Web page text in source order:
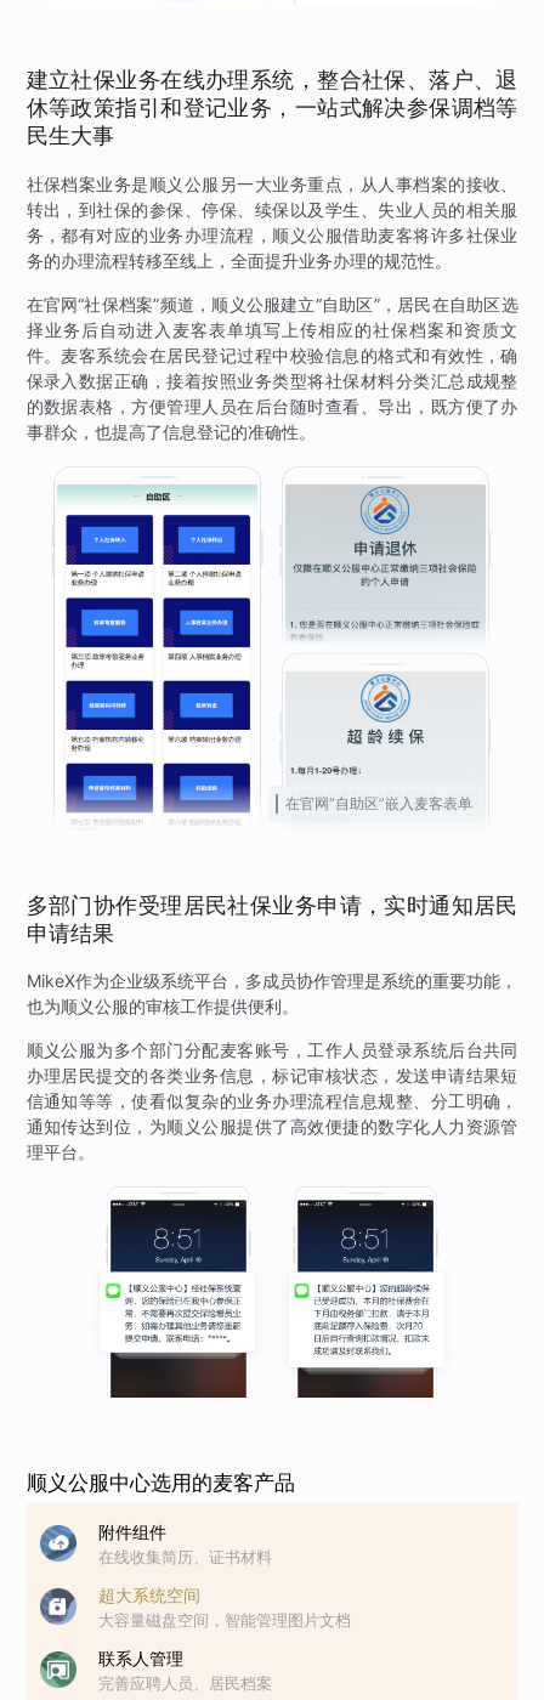
建立社保业务在线办理系统，整合社保、落户、退
休等政策指引和登记业务，一站式解决参保调档等
民生大事
社保档案业务是顺义公服另一大业务重点，从人事档案的接收、
转出，到社保的参保、停保、续保以及学生、失业人员的相关服
务，都有对应的业务办理流程，顺义公服借助麦客将许多社保业
务的办理流程转移至线上，全面提升业务办理的规范性。
在官网“社保档案”频道，顺义公服建立“自助区”，居民在自助区选
择业务后自动进入麦客表单填写上传相应的社保档案和资质文
件。麦客系统会在居民登记过程中校验信息的格式和有效性，确
保录入数据正确，接着按照业务类型将社保材料分类汇总成规整
的数据表格，方便管理人员在后台随时查看、导出，既方便了办
事群众，也提高了信息登记的准确性。
在官网“自助区”嵌入麦客表单
多部门协作受理居民社保业务申请，实时通知居民
申请结果
MikeX作为企业级系统平台，多成员协作管理是系统的重要功能，
也为顺义公服的审核工作提供便利。
顺义公服为多个部门分配麦客账号，工作人员登录系统后台共同
办理居民提交的各类业务信息，标记审核状态，发送申请结果短
信通知等等，使看似复杂的业务办理流程信息规整、分工明确，
通知传达到位，为顺义公服提供了高效便捷的数字化人力资源管
理平台。
顺义公服中心选用的麦客产品
附件组件
在线收集简历、证书材料
超大系统空间
大容量磁盘空间，智能管理图片文档
联系人管理
完善应聘人员、居民档案